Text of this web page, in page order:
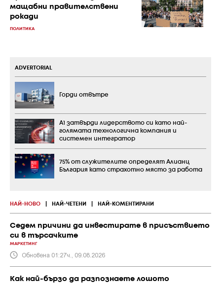
мащабни правителствени
рокади
ПОЛИТИКА
НАЙ-НОВО НАЙ-ЧЕТЕНИ НАЙ-КОМЕНТИРАНИ
Седем причини да инвестирате в присъствието
си в търсачките
МАРКЕТИНГ
Обновена 01:27ч., 09.08.2026
Как най-бързо да разпознаете лошото
ADVERTORIAL
Горди отвътре
А1 затвърди лидерството си като най-
голямата технологична компания и
системен интегратор
75% от служителите определят Алианц
България като страхотно място за работа